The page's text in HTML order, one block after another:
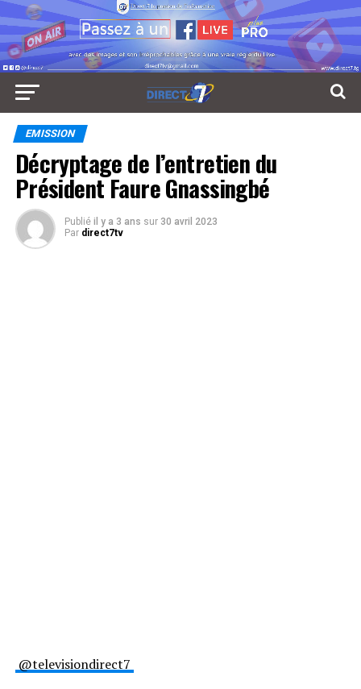
EMISSION
Décryptage de l’entretien du
Président Faure Gnassingbé
Publié il y a 3 ans sur 30 avril 2023
Par direct7tv
@televisiondirect7